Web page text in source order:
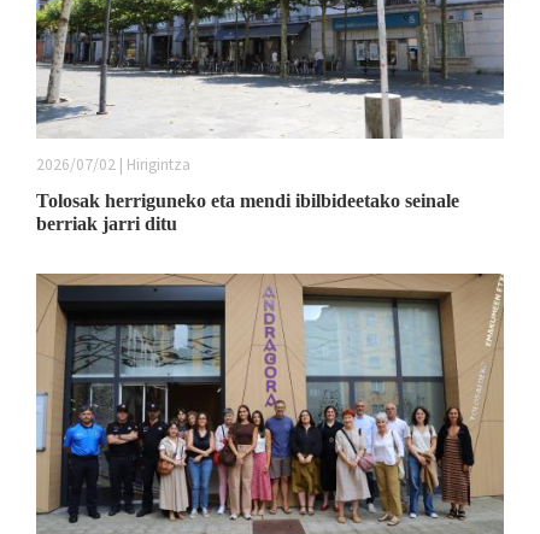
2026/07/02 | Hirigintza
Tolosak herriguneko eta mendi ibilbideetako seinale
berriak jarri ditu